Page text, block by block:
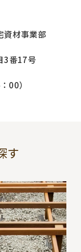
材事業部
3番17号
00）
す